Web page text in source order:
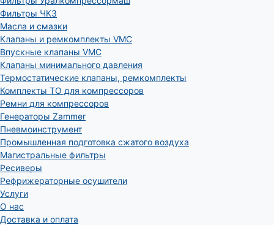
Фильтры ЧКЗ
Масла и смазки
Клапаны и ремкомплекты VMC
Впускные клапаны VMC
Клапаны минимального давления
Термостатические клапаны, ремкомплекты
Комплекты ТО для компрессоров
Ремни для компрессоров
Генераторы Zammer
Пневмоинструмент
Промышленная подготовка сжатого воздуха
Магистральные фильтры
Ресиверы
Рефрижераторные осушители
Услуги
О нас
Доставка и оплата